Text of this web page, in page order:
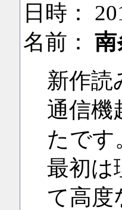
日時：
名前： 南
新作読
通信機
たです
最初は
て高度